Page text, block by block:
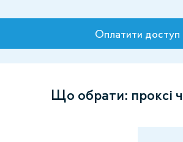
Тарифи
Що обрати: проксі
Оплатити доступ